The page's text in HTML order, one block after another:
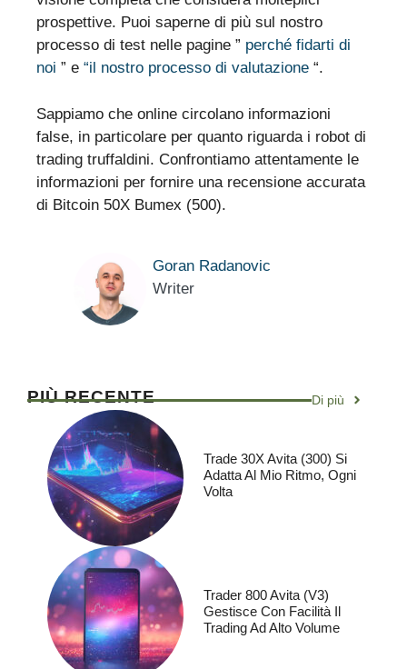
prospettive. Puoi saperne di più sul nostro
processo di test nelle pagine ” perché fidarti di
noi ” e “il nostro processo di valutazione “.
Sappiamo che online circolano informazioni
false, in particolare per quanto riguarda i robot di
trading truffaldini. Confrontiamo attentamente le
informazioni per fornire una recensione accurata
di Bitcoin 50X Bumex (500).
Goran Radanovic
Writer
PIÙ RECENTE Di più
Trade 30X Avita (300) Si
Adatta Al Mio Ritmo, Ogni
Volta
Trader 800 Avita (V3)
Gestisce Con Facilità Il
Trading Ad Alto Volume